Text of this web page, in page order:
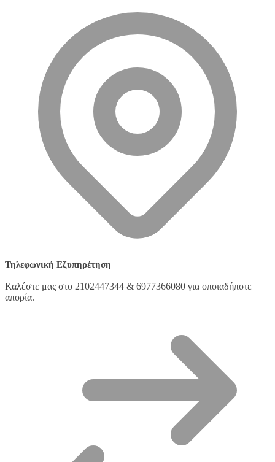
Τηλεφωνική Εξυπηρέτηση
Καλέστε μας στο 2102447344 & 6977366080 για οποιαδήποτε
απορία.